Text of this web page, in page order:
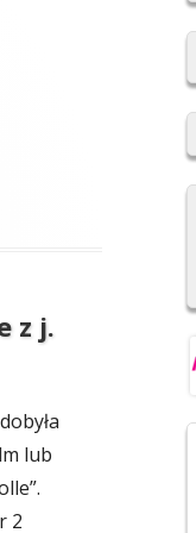
z j.
lub
2